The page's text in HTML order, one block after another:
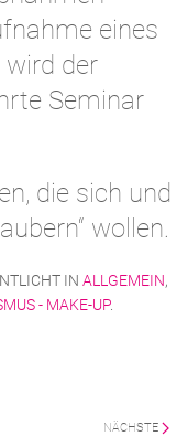
eines
wird der
Seminar
die sich und
wollen.
IN ALLGEMEIN,
- MAKE-UP.
NÄCHSTE